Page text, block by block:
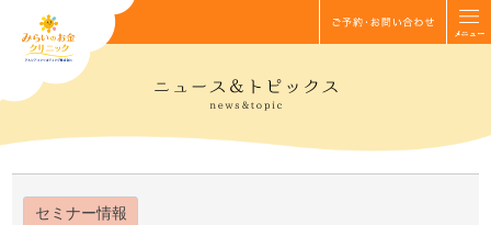
セミナー情報